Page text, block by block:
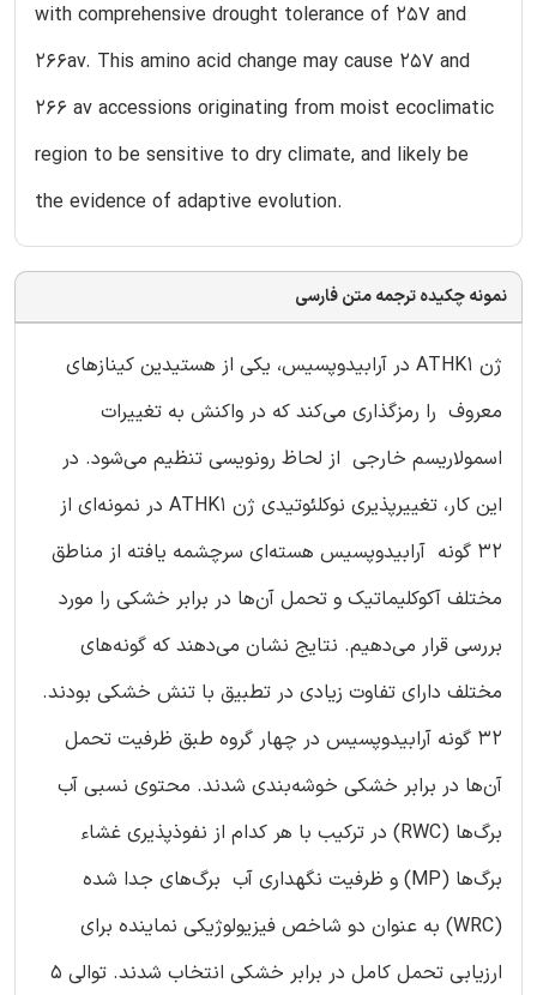
with comprehensive drought tolerance of 257 and
266av. This amino acid change may cause 257 and
266 av accessions originating from moist ecoclimatic
region to be sensitive to dry climate, and likely be
the evidence of adaptive evolution.
نمونه چکیده ترجمه متن فارسی
ژن ATHK1 در آرابیدوپسیس، یکی از هستیدین کینازهای
معروف را رمزگذاری می‌کند که در واکنش به تغییرات
اسمولاریسم خارجی از لحاظ رونویسی تنظیم می‌شود. در
این کار، تغییرپذیری نوکلئوتیدی ژن ATHK1 در نمونه‌ای از
32 گونه آرابیدوپسیس هسته‌ای سرچشمه یافته از مناطق
مختلف آکوکلیماتیک و تحمل آن‌ها در برابر خشکی را مورد
بررسی قرار می‌دهیم. نتایج نشان می‌دهند که گونه‌های
مختلف دارای تفاوت زیادی در تطبیق با تنش خشکی بودند.
32 گونه آرابیدوپسیس در چهار گروه طبق ظرفیت تحمل
آن‌ها در برابر خشکی خوشه‌بندی شدند. محتوی نسبی آب
برگ‌ها (RWC) در ترکیب با هر کدام از نفوذپذیری غشاء
برگ‌ها (MP) و ظرفیت نگهداری آب برگ‌های جدا شده
(WRC) به عنوان دو شاخص فیزیولوژیکی نماینده برای
ارزیابی تحمل کامل در برابر خشکی انتخاب شدند. توالی 5